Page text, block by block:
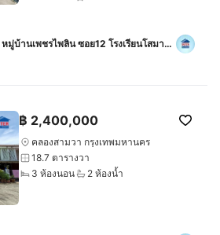
บ้านเพชรไพลิน ซอย12 โรงเรียนโสมาภา
฿ 2,400,000
คลองสามวา กรุงเทพมหานคร
18.7 ตารางวา
3 ห้องนอน
2 ห้องน้ำ